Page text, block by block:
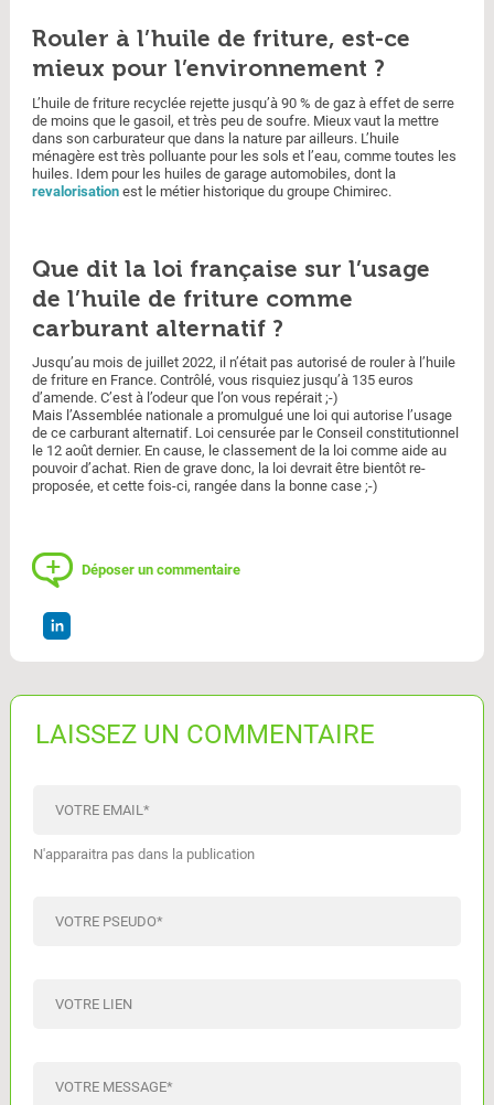
Rouler à l’huile de friture, est-ce
mieux pour l’environnement ?
L’huile de friture recyclée rejette jusqu’à 90 % de gaz à effet de serre
de moins que le gasoil, et très peu de soufre. Mieux vaut la mettre
dans son carburateur que dans la nature par ailleurs. L’huile
ménagère est très polluante pour les sols et l’eau, comme toutes les
huiles. Idem pour les huiles de garage automobiles, dont la
revalorisationest le métier historique du groupe Chimirec.
Que dit la loi française sur l’usage
de l’huile de friture comme
carburant alternatif ?
Jusqu’au mois de juillet 2022, il n’était pas autorisé de rouler à l’huile
de friture en France. Contrôlé, vous risquiez jusqu’à 135 euros
d’amende. C’est à l’odeur que l’on vous repérait ;-)
Mais l’Assemblée nationale a promulgué une loi qui autorise l’usage
de ce carburant alternatif. Loi censurée par le Conseil constitutionnel
le 12 août dernier. En cause, le classement de la loi comme aide au
pouvoir d’achat. Rien de grave donc, la loi devrait être bientôt re-
proposée, et cette fois-ci, rangée dans la bonne case ;-)
Déposer un commentaire
LAISSEZ UN COMMENTAIRE
VOTRE EMAIL*
N'apparaitra pas dans la publication
VOTRE PSEUDO*
VOTRE LIEN
VOTRE MESSAGE*